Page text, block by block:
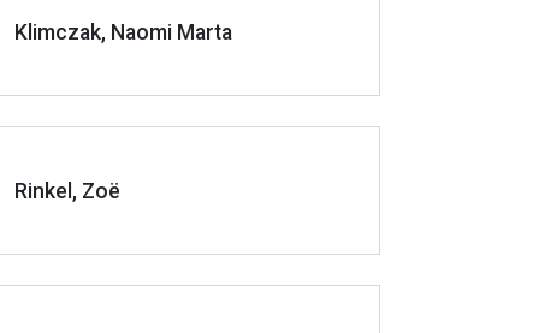
Klimczak, Naomi Marta
Rinkel, Zoë